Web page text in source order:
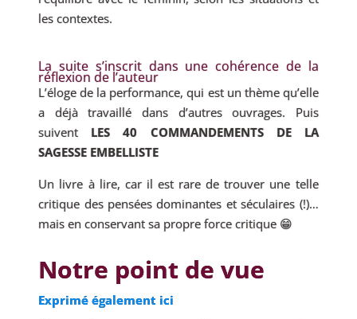
les contextes.
La suite s’inscrit dans une cohérence de la
réflexion de l’auteur
L’éloge de la performance, qui est un thème qu’elle
a déjà travaillé dans d’autres ouvrages. Puis
suivent LES 40 COMMANDEMENTS DE LA
SAGESSE EMBELLISTE
Un livre à lire, car il est rare de trouver une telle
critique des pensées dominantes et séculaires (!)…
mais en conservant sa propre force critique 😁
Notre point de vue
Exprimé également ici